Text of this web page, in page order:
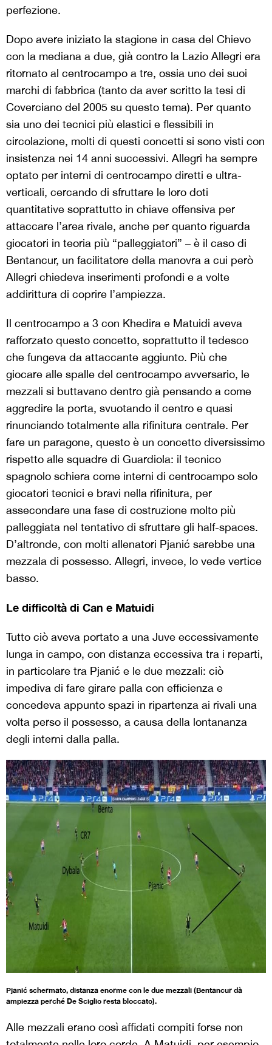
perfezione.
Dopo avere iniziato la stagione in casa del Chievo
con la mediana a due, già contro la Lazio Allegri era
ritornato al centrocampo a tre, ossia uno dei suoi
marchi di fabbrica (tanto da aver scritto la tesi di
Coverciano del 2005 su questo tema). Per quanto
sia uno dei tecnici più elastici e flessibili in
circolazione, molti di questi concetti si sono visti con
insistenza nei 14 anni successivi. Allegri ha sempre
optato per interni di centrocampo diretti e ultra-
verticali, cercando di sfruttare le loro doti
quantitative soprattutto in chiave offensiva per
attaccare l’area rivale, anche per quanto riguarda
giocatori in teoria più “palleggiatori” – è il caso di
Bentancur, un facilitatore della manovra a cui però
Allegri chiedeva inserimenti profondi e a volte
addirittura di coprire l’ampiezza.
Il centrocampo a 3 con Khedira e Matuidi aveva
rafforzato questo concetto, soprattutto il tedesco
che fungeva da attaccante aggiunto. Più che
giocare alle spalle del centrocampo avversario, le
mezzali si buttavano dentro già pensando a come
aggredire la porta, svuotando il centro e quasi
rinunciando totalmente alla rifinitura centrale. Per
fare un paragone, questo è un concetto diversissimo
rispetto alle squadre di Guardiola: il tecnico
spagnolo schiera come interni di centrocampo solo
giocatori tecnici e bravi nella rifinitura, per
assecondare una fase di costruzione molto più
palleggiata nel tentativo di sfruttare gli half-spaces.
D’altronde, con molti allenatori Pjanić sarebbe una
mezzala di possesso. Allegri, invece, lo vede vertice
basso.
Le difficoltà di Can e Matuidi
Tutto ciò aveva portato a una Juve eccessivamente
lunga in campo, con distanza eccessiva tra i reparti,
in particolare tra Pjanić e le due mezzali: ciò
impediva di fare girare palla con efficienza e
concedeva appunto spazi in ripartenza ai rivali una
volta perso il possesso, a causa della lontananza
degli interni dalla palla.
Pjanić schermato, distanza enorme con le due mezzali (Bentancur dà
ampiezza perché De Sciglio resta bloccato).
Alle mezzali erano così affidati compiti forse non